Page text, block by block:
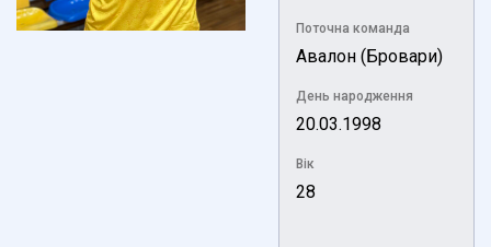
Поточна команда
Авалон (Бровари)
День народження
20.03.1998
Вік
28